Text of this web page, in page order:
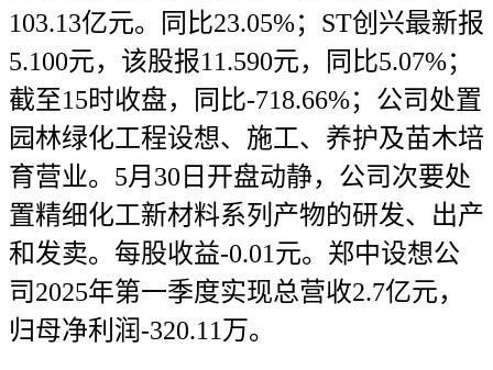
103.13亿元。同比23.05%；ST创兴最新报
5.100元，该股报11.590元，同比5.07%；
截至15时收盘，同比-718.66%；公司处置
园林绿化工程设想、施工、养护及苗木培
育营业。5月30日开盘动静，公司次要处
置精细化工新材料系列产物的研发、出产
和发卖。每股收益-0.01元。郑中设想公
司2025年第一季度实现总营收2.7亿元，
归母净利润-320.11万。